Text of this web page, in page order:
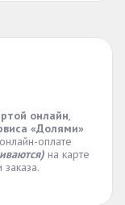
онлайн,
«Долями»
оплате
на карте